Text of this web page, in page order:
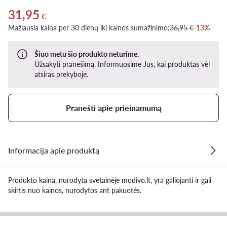
Dabartinė kaina 31,95 €
31,95 €
Mažiausia kaina per 30 dienų iki kainos sumažinimo:36,95 €-13%
Šiuo metu šio produkto neturime.
Užsakyti pranešimą. Informuosime Jus, kai produktas vėl
atsiras prekyboje.
Pranešti apie prieinamumą
Informacija apie produktą
Produkto kaina, nurodyta svetainėje modivo.lt, yra galiojanti ir gali
skirtis nuo kainos, nurodytos ant pakuotės.